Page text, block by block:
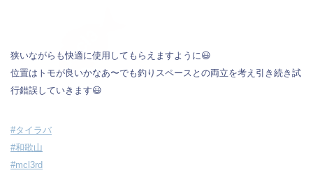
狭いながらも快適に使用してもらえますように😃
位置はトモが良いかなあ〜でも釣りスペースとの両立を考え引き続き試
行錯誤していきます😃
#タイラバ
#和歌山
#mcl3rd